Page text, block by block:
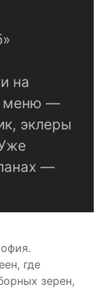
на
меню —
эклеры
—
где
зерен,